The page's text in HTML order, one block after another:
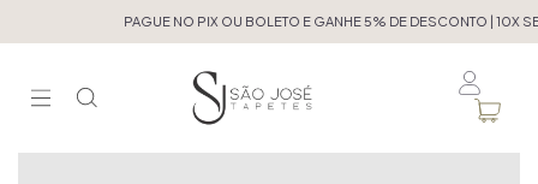
PAGUE NO PIX OU BOLETO E GANHE 5% DE DESCONTO | 10X